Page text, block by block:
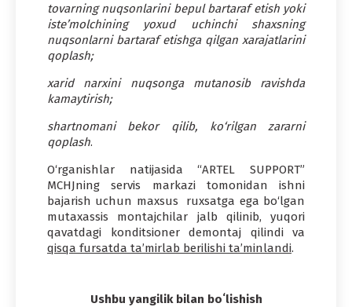
tovarning nuqsonlarini bepul bartaraf etish yoki
iste’molchining yoxud uchinchi shaxsning
nuqsonlarni bartaraf etishga qilgan xarajatlarini
qoplash;
xarid narxini nuqsonga mutanosib ravishda
kamaytirish;
shartnomani bekor qilib, ko‘rilgan zararni
qoplash.
O‘rganishlar natijasida “ARTEL SUPPORT”
MCHJning servis markazi tomonidan ishni
bajarish uchun maxsus ruxsatga ega bo‘lgan
mutaxassis montajchilar jalb qilinib, yuqori
qavatdagi konditsioner demontaj qilindi va
qisqa fursatda ta’mirlab berilishi ta’minlandi.
Ushbu yangilik bilan boʻlishish